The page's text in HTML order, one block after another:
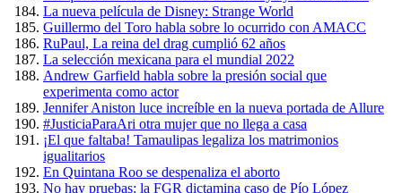
La nueva película de Disney: Strange World
Guillermo del Toro habla sobre lo ocurrido con AMACC
RuPaul, La reina del drag cumplió 62 años
La selección mexicana para el mundial 2022
Andrew Garfield habla sobre la presión social que
experimenta como actor
Jennifer Aniston luce increíble en la nueva portada de Allure
#JusticiaParaAri otra mujer que no llega a casa
¡El que faltaba! Tamaulipas legaliza los matrimonios
igualitarios
En Quintana Roo se despenaliza el aborto
No hay pruebas: la FGR dictamina caso de Pío López